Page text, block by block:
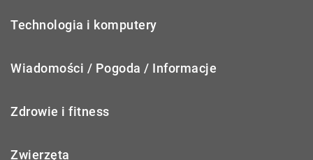
Technologia i komputery
Wiadomości / Pogoda / Informacje
Zdrowie i fitness
Zwierzęta